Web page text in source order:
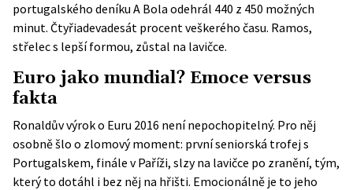
portugalského deníku A Bola odehrál 440 z 450 možných
minut. Čtyřiadevadesát procent veškerého času. Ramos,
střelec s lepší formou, zůstal na lavičce.
Euro jako mundial? Emoce versus
fakta
Ronaldův výrok o Euru 2016 není nepochopitelný. Pro něj
osobně šlo o zlomový moment: první seniorská trofej s
Portugalskem, finále v Paříži, slzy na lavičce po zranění, tým,
který to dotáhl i bez něj na hřišti. Emocionálně je to jeho